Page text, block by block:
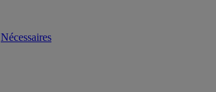
Nécessaires